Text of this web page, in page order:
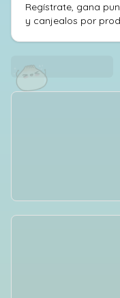
Regístrate, gana
y canjealos por